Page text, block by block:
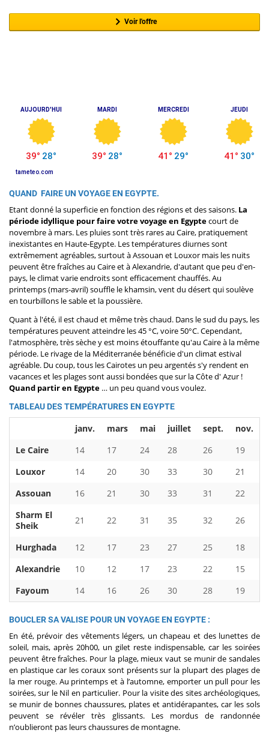
Voir l'offre
QUAND FAIRE UN VOYAGE EN EGYPTE.
Etant donné la superficie en fonction des régions et des saisons. La
période idyllique pour faire votre voyage en Egyptecourt de
novembre à mars. Les pluies sont très rares au Caire, pratiquement
inexistantes en Haute-Egypte. Les températures diurnes sont
extrêmement agréables, surtout à Assouan et Louxor mais les nuits
peuvent être fraîches au Caire et à Alexandrie, d'autant que peu d'en-
pays, le climat varie endroits sont efficacement chauffés. Au
printemps (mars-avril) souffle le khamsin, vent du désert qui soulève
en tourbillons le sable et la poussière.
Quant à l'été, il est chaud et même très chaud. Dans le sud du pays, les
températures peuvent atteindre les 45 °C, voire 50°C. Cependant,
l'atmosphère, très sèche y est moins étouffante qu'au Caire à la même
période. Le rivage de la Méditerranée bénéficie d'un climat estival
agréable. Du coup, tous les Cairotes un peu argentés s'y rendent en
vacances et les plages sont aussi bondées que sur la Côte d' Azur !
Quand partir en Egypte … un peu quand vous voulez.
TABLEAU DES TEMPÉRATURES EN EGYPTE
janv. mars mai juillet sept.
nov.
Le Caire
14 17 24 28 26
19
Louxor
14 20 30 33 30
21
Assouan
16 21 30 33 31
22
Sharm El
Sheik
21 22 31 35 32 26
Hurghada 12 17 23 27 25
18
Alexandrie
10 12 17 23 22
15
Fayoum
14 16 26 30 28 19
BOUCLER SA VALISE POUR UN VOYAGE EN EGYPTE :
En été, prévoir des vêtements légers, un chapeau et des lunettes de
soleil, mais, après 20h00, un gilet reste indispensable, car les soirées
peuvent être fraîches. Pour la plage, mieux vaut se munir de sandales
en plastique car les coraux sont présents sur la plupart des plages de
la mer rouge. Au printemps et à l’automne, emporter un pull pour les
soirées, sur le Nil en particulier. Pour la visite des sites archéologiques,
se munir de bonnes chaussures, plates et antidérapantes, car les sols
peuvent se révéler très glissants. Les mordus de randonnée
n’oublieront pas leurs chaussures de montagne.